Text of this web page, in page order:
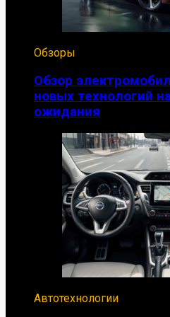
Обзоры
Обзор
новых технологий
ожидания
Автотехнологии